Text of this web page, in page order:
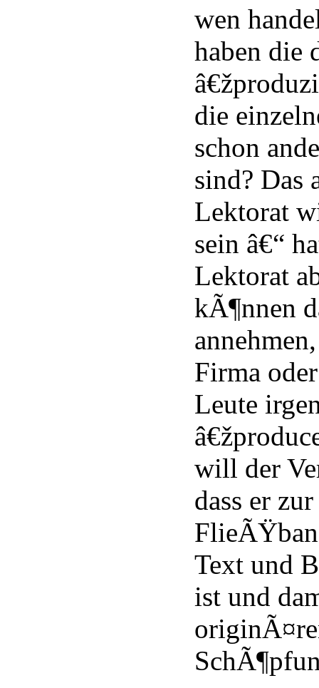
wen
haben die
die
schon
sind? Das
Lektorat
sein â€“
Lektorat
kÃ¶nnen
Firma
Leute
will der
dass er
Text und
ist und